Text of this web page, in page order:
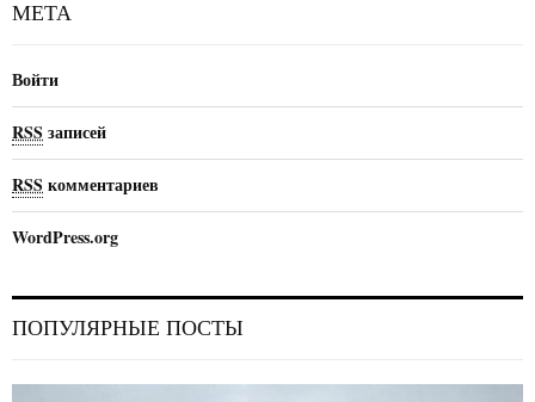
МЕТА
Войти
RSSзаписей
RSSкомментариев
WordPress.org
ПОПУЛЯРНЫЕ ПОСТЫ